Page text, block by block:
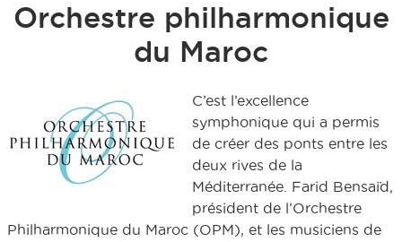
Orchestre philharmonique
du Maroc
C’est l’excellence
symphonique qui a permis
de créer des ponts entre les
deux rives de la
Méditerranée. Farid Bensaïd,
président de l’Orchestre
Philharmonique du Maroc (OPM), et les musiciens de